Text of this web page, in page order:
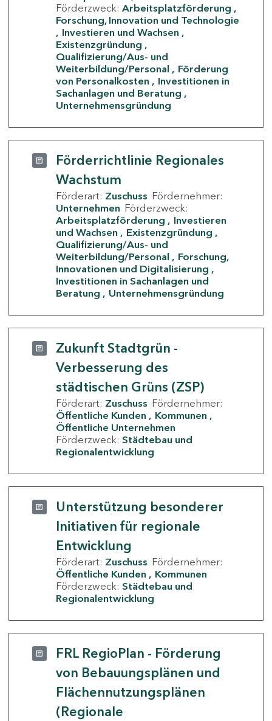
Förderzweck: Arbeitsplatzförderung
Forschung, Innovation und Technologie
Investieren und Wachsen
Existenzgründung
Qualifizierung/Aus- und
Weiterbildung/Personal
Förderung
von Personalkosten
Investitionen in
Sachanlagen und Beratung
Unternehmensgründung
Förderrichtlinie Regionales
Wachstum
Förderart: Zuschuss Fördernehmer:
Unternehmen Förderzweck:
Arbeitsplatzförderung
Investieren
und Wachsen
Existenzgründung
Qualifizierung/Aus- und
Weiterbildung/Personal
Forschung,
Innovationen und Digitalisierung
Investitionen in Sachanlagen und
Beratung
Unternehmensgründung
Zukunft Stadtgrün -
Verbesserung des
städtischen Grüns (ZSP)
Förderart: Zuschuss Fördernehmer:
Öffentliche Kunden
Kommunen
Öffentliche Unternehmen
Förderzweck: Städtebau und
Regionalentwicklung
Unterstützung besonderer
Initiativen für regionale
Entwicklung
Förderart: Zuschuss Fördernehmer:
Öffentliche Kunden
Kommunen
Förderzweck: Städtebau und
Regionalentwicklung
FRL RegioPlan - Förderung
von Bebauungsplänen und
Flächennutzungsplänen
(Regionale